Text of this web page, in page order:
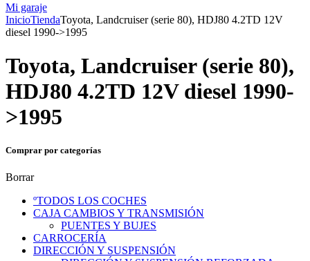
Mi garaje
InicioTiendaToyota, Landcruiser (serie 80), HDJ80 4.2TD 12V
diesel 1990->1995
Toyota, Landcruiser (serie 80),
HDJ80 4.2TD 12V diesel 1990-
>1995
Comprar por categorías
Borrar
ºTODOS LOS COCHES
CAJA CAMBIOS Y TRANSMISIÓN
PUENTES Y BUJES
CARROCERÍA
DIRECCIÓN Y SUSPENSIÓN